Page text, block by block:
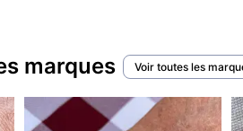
marques Voir toutes les